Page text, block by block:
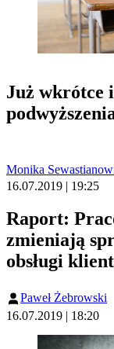
Już wkrótce
Monika
16.07.2019 | 19:25
Raport:
zmieniają
obsługi
Paweł Żebrowski
16.07.2019 | 18:20